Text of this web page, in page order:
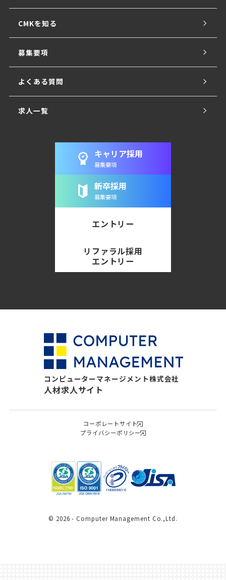
CMKを知る
募集要項
よくある質問
求人一覧
キャリア採用
募集要項
新卒採用
募集要項
エントリー
リファラル採用
エントリー
コンピューターマネージメント株式会社
人材求人サイト
コーポレートサイト
プライバシーポリシー
© 2026 - Computer Management Co.,Ltd.